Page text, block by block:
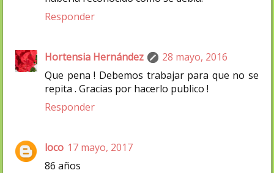
Responder
Hortensia Hernández
28 mayo, 2016
Que pena ! Debemos trabajar para que no se
repita . Gracias por hacerlo publico !
Responder
loco 17 mayo, 2017
86 años